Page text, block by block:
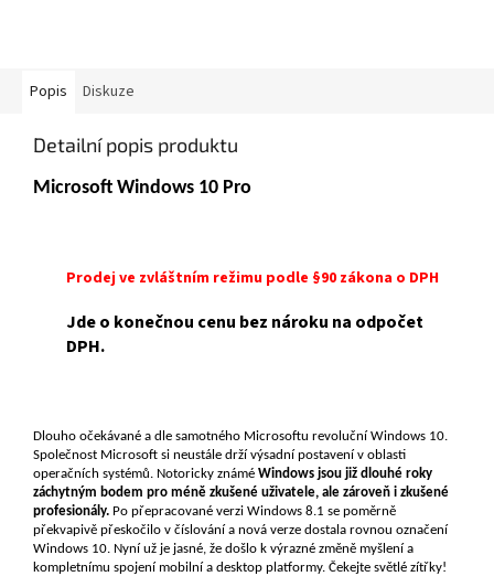
Popis Diskuze
Detailní popis produktu
Microsoft Windows 10 Pro
Prodej ve zvláštním režimu podle §90 zákona o DPH
Jde o konečnou cenu bez nároku na odpočet
DPH.
Dlouho očekávané a dle samotného Microsoftu revoluční Windows 10.
Společnost Microsoft si neustále drží výsadní postavení v oblasti
operačních systémů. Notoricky známé Windows jsou již dlouhé roky
záchytným bodem pro méně zkušené uživatele, ale zároveň i zkušené
profesionály. Po přepracované verzi Windows 8.1 se poměrně
překvapivě přeskočilo v číslování a nová verze dostala rovnou označení
Windows 10. Nyní už je jasné, že došlo k výrazné změně myšlení a
kompletnímu spojení mobilní a desktop platformy. Čekejte světlé zítřky!